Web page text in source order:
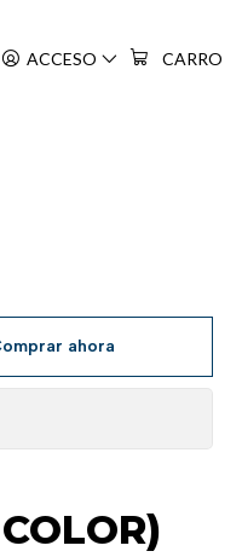
ACCESO CARRO
ahora